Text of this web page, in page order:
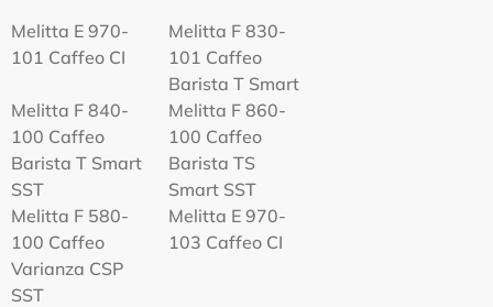
Melitta Е 970-
101 Caffeo CI
Melitta F 830-
101 Caffeo
Barista T Smart
Melitta F 840-
100 Caffeo
Barista T Smart
SST
Melitta F 860-
100 Caffeo
Barista TS
Smart SST
Melitta F 580-
100 Caffeo
Varianza CSP
SST
Melitta Е 970-
103 Caffeo CI